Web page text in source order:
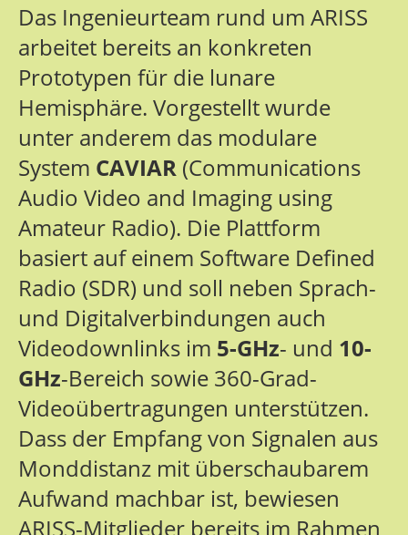
Das Ingenieurteam rund um ARISS
arbeitet bereits an konkreten
Prototypen für die lunare
Hemisphäre. Vorgestellt wurde
unter anderem das modulare
System CAVIAR (Communications
Audio Video and Imaging using
Amateur Radio). Die Plattform
basiert auf einem Software Defined
Radio (SDR) und soll neben Sprach-
und Digitalverbindungen auch
Videodownlinks im 5-GHz- und 10-
GHz-Bereich sowie 360-Grad-
Videoübertragungen unterstützen.
Dass der Empfang von Signalen aus
Monddistanz mit überschaubarem
Aufwand machbar ist, bewiesen
ARISS-Mitglieder bereits im Rahmen